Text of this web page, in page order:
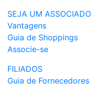
SEJA UM ASSOCIADO
Vantagens
Guia de Shoppings
Associe-se
FILIADOS
Guia de Fornecedores